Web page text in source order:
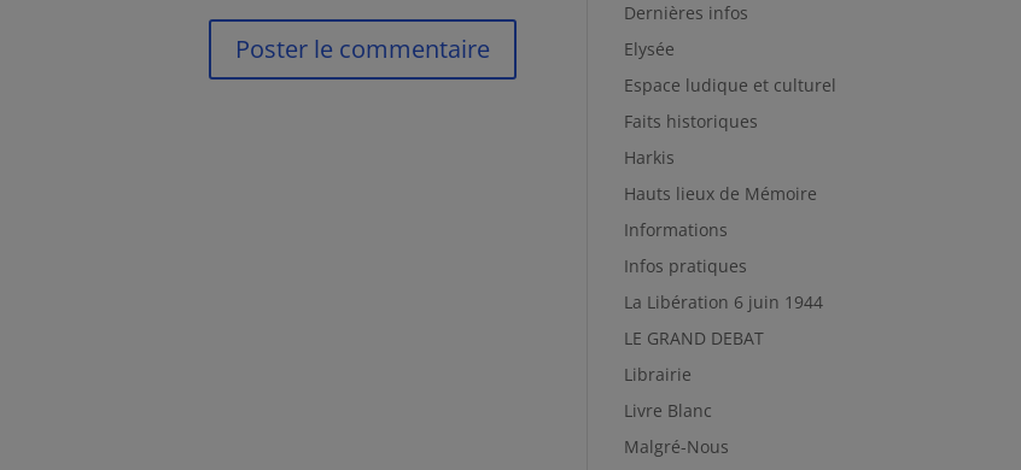
Dernières infos
Elysée
Espace ludique et culturel
Faits historiques
Harkis
Hauts lieux de Mémoire
Informations
Infos pratiques
La Libération 6 juin 1944
LE GRAND DEBAT
Librairie
Livre Blanc
Malgré-Nous